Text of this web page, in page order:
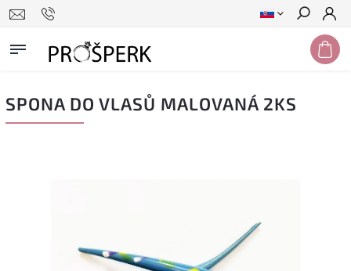
Hľadať
SPONA DO VLASŮ MALOVANÁ 2KS